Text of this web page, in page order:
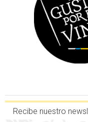
Recibe nuestro